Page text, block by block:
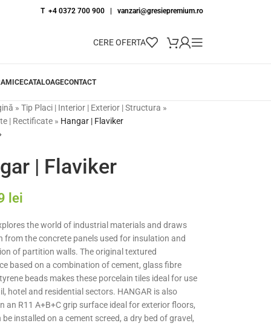
T +4 0372 700 900 | vanzari@gresiepremium.ro
CERE OFERTA
CATALOAGECONTACT
» Tip Placi | Interior | Exterior | Structura »
| Rectificate » Hangar | Flaviker
| Flaviker
lei
the world of industrial materials and draws
from the concrete panels used for insulation and
of partition walls. The original textured
based on a combination of cement, glass fibre
beads makes these porcelain tiles ideal for use
hotel and residential sectors. HANGAR is also
an R11 A+B+C grip surface ideal for exterior floors,
installed on a cement screed, a dry bed of gravel,